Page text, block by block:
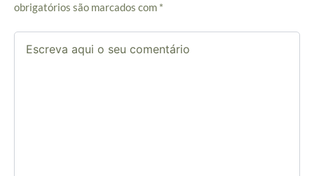
obrigatórios são marcados com *
Escreva
aqui